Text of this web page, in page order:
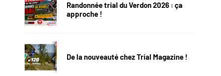
Randonnée trial du Verdon 2026 : ça
approche !
De la nouveauté chez Trial Magazine !